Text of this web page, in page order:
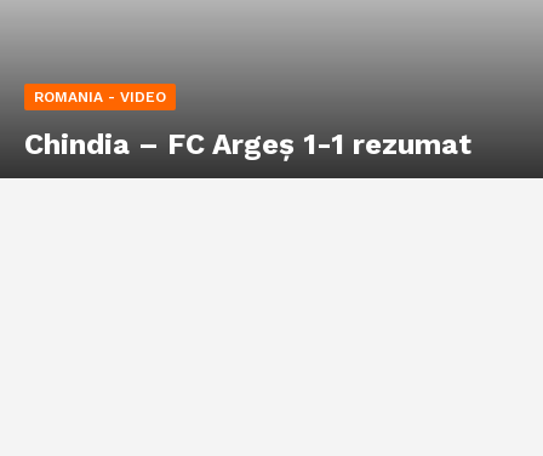
ROMANIA - VIDEO
Chindia – FC Argeș 1-1 rezumat